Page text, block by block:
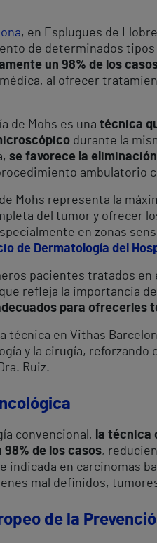
, en Esplugues de
de determinados
un 98% de los
al ofrecer
de Mohs es una técnica
durante la
se favorece la
ambulatorio
Mohs representa la
del tumor y ofrecer
en zonas
de Dermatología del
pacientes tratados
refleja la importancia
para ofrecerles
técnica en Vithas
y la cirugía, reforzando
Ruiz.
convencional, la técnica
de los casos,
indicada en carcinomas
mal definidos,
de la